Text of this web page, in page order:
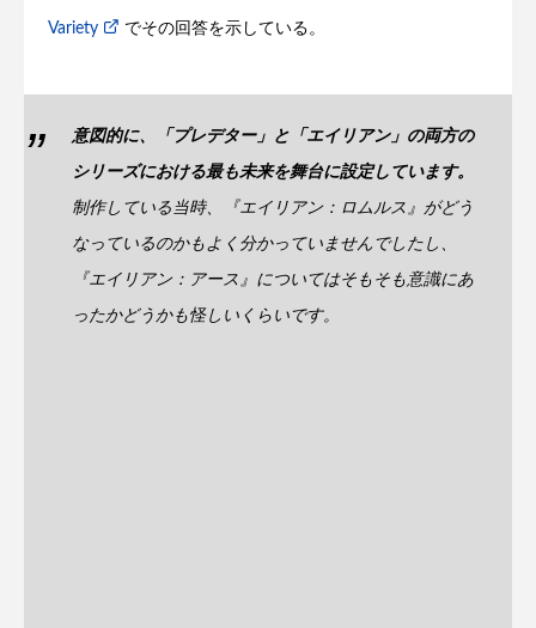
Variety でその回答を示している。
意図的に、「プレデター」と「エイリアン」の両方の
シリーズにおける最も未来を舞台に設定しています。
制作している当時、『エイリアン：ロムルス』がどう
なっているのかもよく分かっていませんでしたし、
『エイリアン：アース』についてはそもそも意識にあ
ったかどうかも怪しいくらいです。